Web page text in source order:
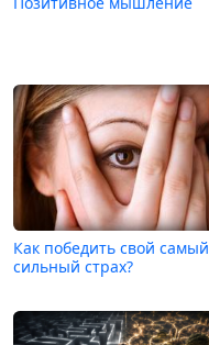
Как победить свой самый
сильный страх?